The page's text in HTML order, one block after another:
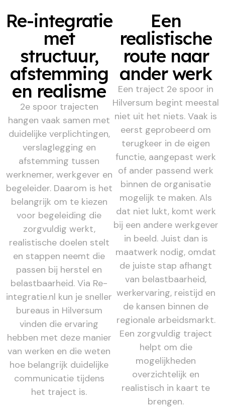
Re-integratie
met
structuur,
afstemming
en realisme
2e spoor trajecten
hangen vaak samen met
duidelijke verplichtingen,
verslaglegging en
afstemming tussen
werknemer, werkgever en
begeleider. Daarom is het
belangrijk om te kiezen
voor begeleiding die
zorgvuldig werkt,
realistische doelen stelt
en stappen neemt die
passen bij herstel en
belastbaarheid. Via Re-
integratie.nl kun je sneller
bureaus in Hilversum
vinden die ervaring
hebben met deze manier
van werken en die weten
hoe belangrijk duidelijke
communicatie tijdens
het traject is.
Een
realistische
route naar
ander werk
Een traject 2e spoor in
Hilversum begint meestal
niet uit het niets. Vaak is
eerst geprobeerd om
terugkeer in de eigen
functie, aangepast werk
of ander passend werk
binnen de organisatie
mogelijk te maken. Als
dat niet lukt, komt werk
bij een andere werkgever
in beeld. Juist dan is
maatwerk nodig, omdat
de juiste stap afhangt
van belastbaarheid,
werkervaring, reistijd en
de kansen binnen de
regionale arbeidsmarkt.
Een zorgvuldig traject
helpt om die
mogelijkheden
overzichtelijk en
realistisch in kaart te
brengen.